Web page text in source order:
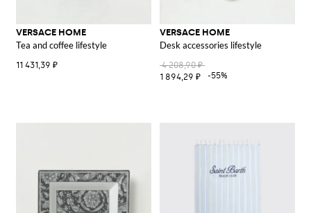
VERSACE HOME
Tea and coffee lifestyle
11 431,39 ₽
VERSACE HOME
Desk accessories lifestyle
4 208,90 ₽
1 894,29 ₽
-55%